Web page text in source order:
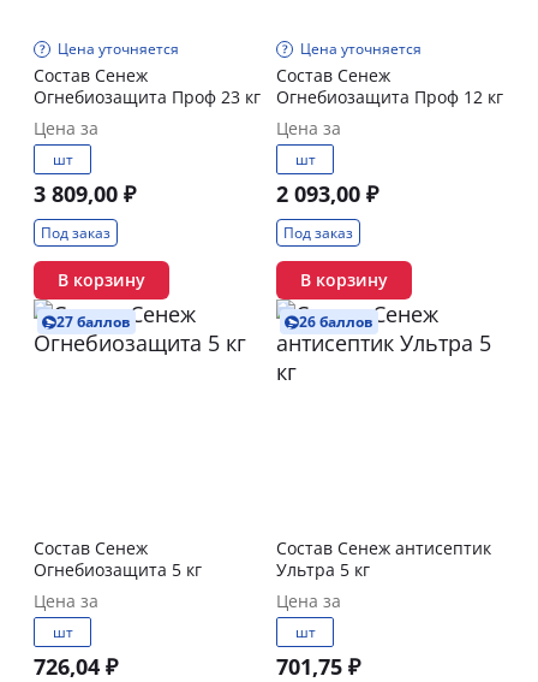
Цена уточняется
Состав Сенеж
Огнебиозащита Проф 23 кг
Цена за
шт
3 809,00 ₽
Под заказ
В корзину
Цена уточняется
Состав Сенеж
Огнебиозащита Проф 12 кг
Цена за
шт
2 093,00 ₽
Под заказ
В корзину
27 баллов
Состав Сенеж
Огнебиозащита 5 кг
Цена за
шт
726,04 ₽
26 баллов
Состав Сенеж антисептик
Ультра 5 кг
Цена за
шт
701,75 ₽